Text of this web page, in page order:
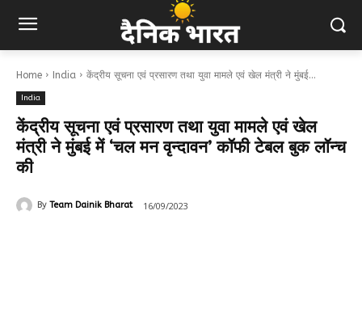
Home India केंद्रीय सूचना एवं प्रसारण तथा युवा मामले एवं खेल मंत्री ने मुंबई...
India
केंद्रीय सूचना एवं प्रसारण तथा युवा मामले एवं खेल
मंत्री ने मुंबई में ‘चल मन वृन्दावन’ कॉफी टेबल बुक लॉन्च
की
By Team Dainik Bharat 16/09/2023